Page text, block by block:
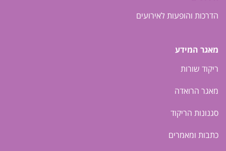
הדרכות והופעות לאירועים
מאגר המידע
ריקוד שורות
מאגר הרואדה
סגנונות הריקוד
כתבות ומאמרים